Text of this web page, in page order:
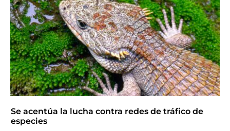
Se acentúa la lucha contra redes de tráfico de
especies